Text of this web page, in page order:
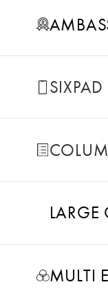
SIXPAD
LARGE
MULTI